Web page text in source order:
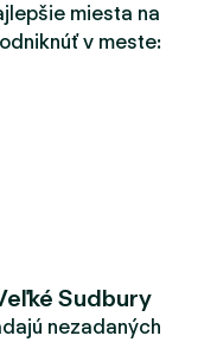
miesta na
v meste:
Sudbury
nezadaných